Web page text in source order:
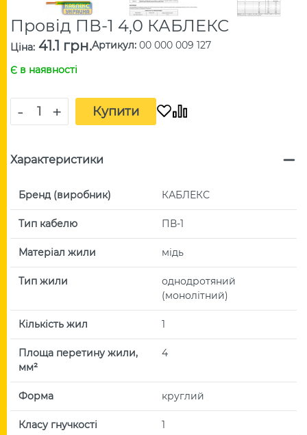
Провід ПВ-1 4,0 КАБЛЕКС
Ціна: 41.1 грн.Артикул: 00 000 009 127
Є в наявності
- + Купити
Характеристики
Бренд (виробник) КАБЛЕКС
Тип кабелю ПВ-1
Матеріал жили мідь
Тип жили
однодротяний
(монолітний)
Кількість жил 1
Площа перетину жили,
мм²
4
Форма круглий
Класу гнучкості 1